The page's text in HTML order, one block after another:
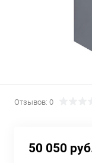
Отзывов: 0
50 050